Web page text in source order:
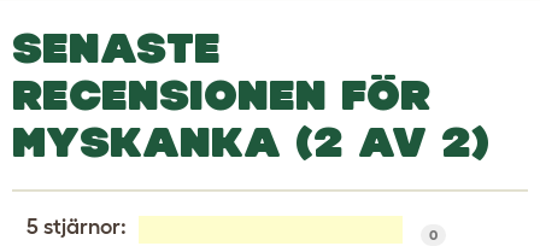
SENASTE
RECENSIONEN FÖR
MYSKANKA (2 AV 2)
5 stjärnor: 0